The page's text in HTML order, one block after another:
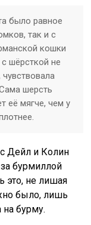
было равное
так и с
кошки
шёрсткой не
шерсть
её мягче, чем у
Дейл и Колин
бурмиллой
это, не лишая
было, лишь
на бурму.